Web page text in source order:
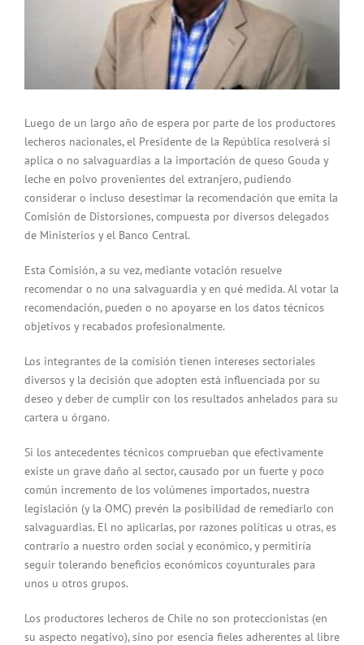
Luego de un largo año de espera por parte de los productores
lecheros nacionales, el Presidente de la República resolverá si
aplica o no salvaguardias a la importación de queso Gouda y
leche en polvo provenientes del extranjero, pudiendo
considerar o incluso desestimar la recomendación que emita la
Comisión de Distorsiones, compuesta por diversos delegados
de Ministerios y el Banco Central.
Esta Comisión, a su vez, mediante votación resuelve
recomendar o no una salvaguardia y en qué medida. Al votar la
recomendación, pueden o no apoyarse en los datos técnicos
objetivos y recabados profesionalmente.
Los integrantes de la comisión tienen intereses sectoriales
diversos y la decisión que adopten está influenciada por su
deseo y deber de cumplir con los resultados anhelados para su
cartera u órgano.
Si los antecedentes técnicos comprueban que efectivamente
existe un grave daño al sector, causado por un fuerte y poco
común incremento de los volúmenes importados, nuestra
legislación (y la OMC) prevén la posibilidad de remediarlo con
salvaguardias. El no aplicarlas, por razones políticas u otras, es
contrario a nuestro orden social y económico, y permitiría
seguir tolerando beneficios económicos coyunturales para
unos u otros grupos.
Los productores lecheros de Chile no son proteccionistas (en
su aspecto negativo), sino por esencia fieles adherentes al libre